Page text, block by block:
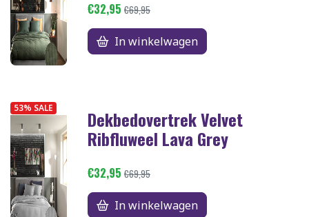
€32,95 €69,95
In winkelwagen
53% SALE Dekbedovertrek Velvet
Ribfluweel Lava Grey
€32,95 €69,95
In winkelwagen